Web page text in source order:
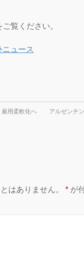
覧ください。
ュース
用柔軟化へ
アルゼンチ
はありません。 * が